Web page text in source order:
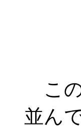
この
並ん